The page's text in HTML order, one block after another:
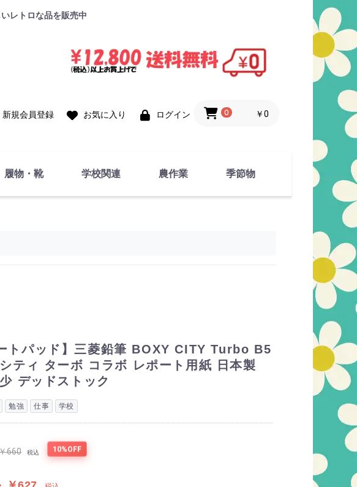
レトロな品を販売中
新規会員登録 お気に入り ログイン 0 ￥0
履物・靴 学校関連 農作業 季節物
トパッド】三菱鉛筆 BOXY CITY Turbo B5
ティ ターボ コラボ レポート用紙 日本製
デッドストック
勉強 仕事 学校
660 税込 10%OFF